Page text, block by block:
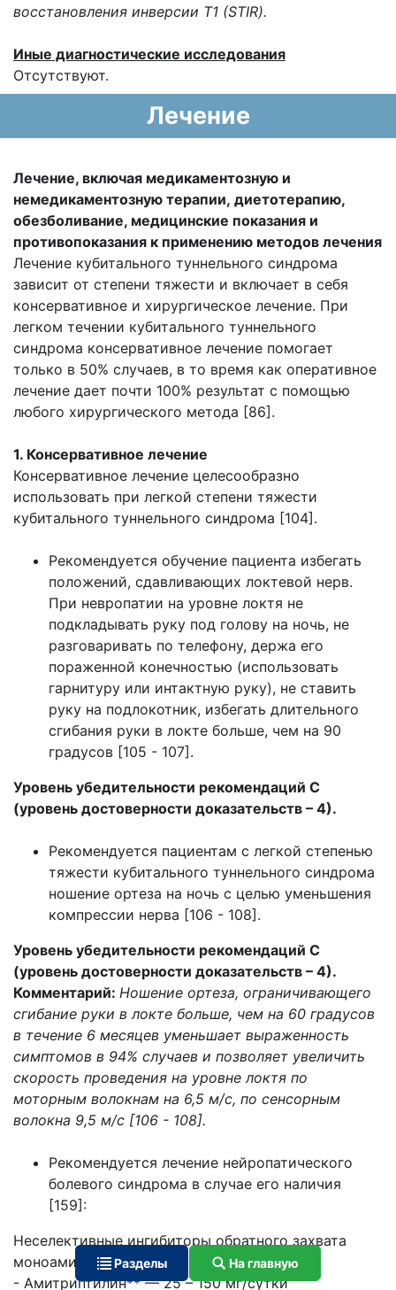
восстановления инверсии Т1 (STIR).
Иные диагностические исследования
Отсутствуют.
Лечение
Лечение, включая медикаментозную и
немедикаментозную терапии, диетотерапию,
обезболивание, медицинские показания и
противопоказания к применению методов лечения
Лечение кубитального туннельного синдрома
зависит от степени тяжести и включает в себя
консервативное и хирургическое лечение. При
легком течении кубитального туннельного
синдрома консервативное лечение помогает
только в 50% случаев, в то время как оперативное
лечение дает почти 100% результат с помощью
любого хирургического метода [86].
1. Консервативное лечение
Консервативное лечение целесообразно
использовать при легкой степени тяжести
кубитального туннельного синдрома [104].
Рекомендуется обучение пациента избегать
положений, сдавливающих локтевой нерв.
При невропатии на уровне локтя не
подкладывать руку под голову на ночь, не
разговаривать по телефону, держа его
пораженной конечностью (использовать
гарнитуру или интактную руку), не ставить
руку на подлокотник, избегать длительного
сгибания руки в локте больше, чем на 90
градусов [105 - 107].
Уровень убедительности рекомендаций С
(уровень достоверности доказательств – 4).
Рекомендуется пациентам с легкой степенью
тяжести кубитального туннельного синдрома
ношение ортеза на ночь с целью уменьшения
компрессии нерва [106 - 108].
Уровень убедительности рекомендаций С
(уровень достоверности доказательств – 4).
Комментарий: Ношение ортеза, ограничивающего
сгибание руки в локте больше, чем на 60 градусов
в течение 6 месяцев уменьшает выраженность
симптомов в 94% случаев и позволяет увеличить
скорость проведения на уровне локтя по
моторным волокнам на 6,5 м/с, по сенсорным
волокна 9,5 м/с [106 - 108].
Рекомендуется лечение нейропатического
болевого синдрома в случае его наличия
[159]:
Неселективные ингибиторы обратного захвата
моноаминов:
- Амитриптилин** — 25 – 150 мг/сутки
Разделы На главную